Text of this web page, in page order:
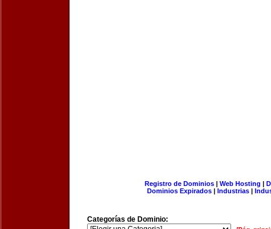
Registro de Dominios| Web Hosting |
Dominios Expirados | Industrias |
Categorías de Dominio: